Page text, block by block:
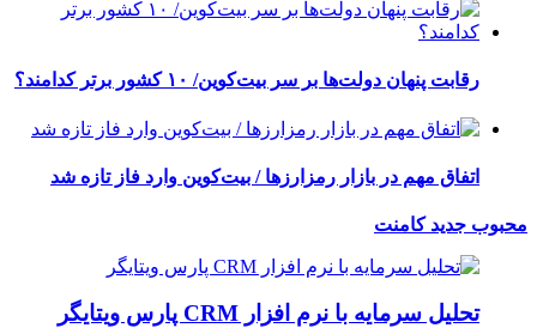
رقابت پنهان دولت‌ها بر سر بیت‌کوین/ ۱۰ کشور برتر کدامند؟
اتفاق مهم در بازار رمزارزها / بیت‌کوین وارد فاز تازه شد
محبوب جدیدکامنت
تحلیل سرمایه با نرم افزار CRM پارس ویتایگر